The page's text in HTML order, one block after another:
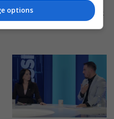
drogoi dhe abuzoi seksualisht
disa gra
options